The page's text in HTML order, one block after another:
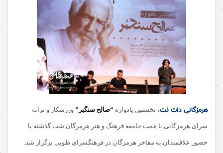
هرمزگانی دات نت، نخستین یادواره “صالح سنگبر” ورزشکار و ترانه
سرای هرمزگانی با همت جامعه فرهنگ و هنر هرمزگان شب گذشته با
حضور علاقمندان به مفاخر هرمزگان در فرهنگسرای طوبی برگزار شد.